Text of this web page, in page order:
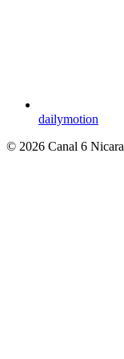
dailymotion
© 2026 Canal 6